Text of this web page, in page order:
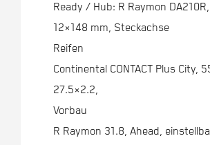
Ready / Hub: R Raymon
12×148 mm, Steckachse
Reifen
Continental CONTACT Plus City,
27.5×2.2,
Vorbau
R Raymon 31.8, Ahead,